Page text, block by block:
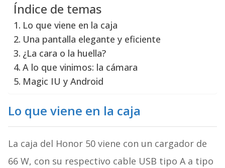
Índice de temas
Lo que viene en la caja
Una pantalla elegante y eficiente
¿La cara o la huella?
A lo que vinimos: la cámara
Magic IU y Android
Lo que viene en la caja
La caja del Honor 50 viene con un cargador de
66 W, con su respectivo cable USB tipo A a tipo